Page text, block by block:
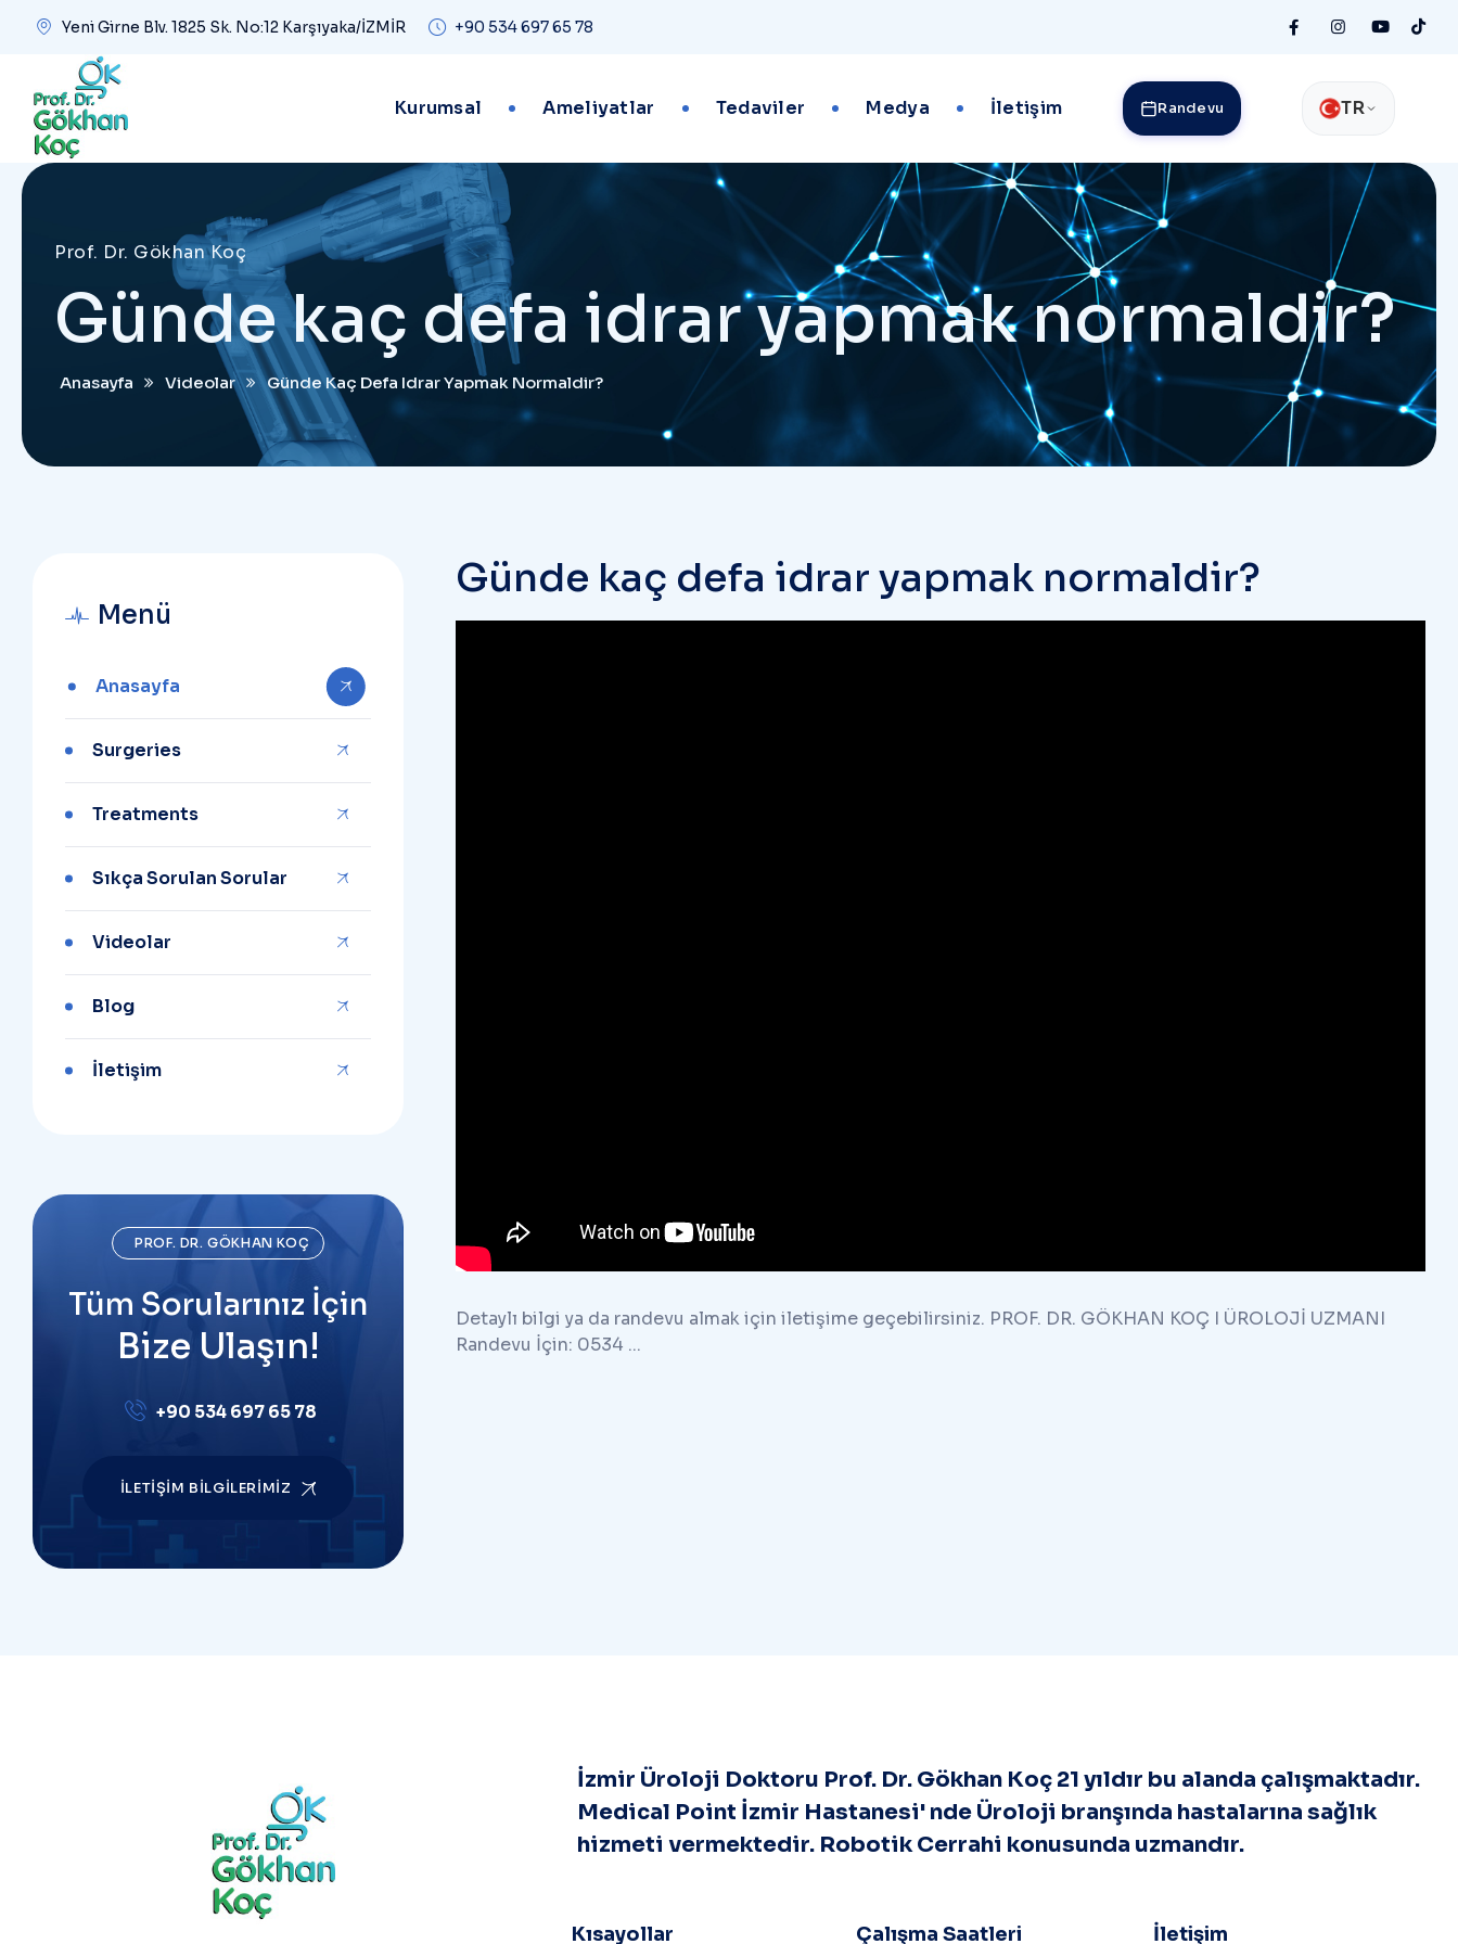
Yeni Girne Blv. 1825 Sk. No:12 Karşıyaka/İZMİR +90 534 697 65 78
Kurumsal Ameliyatlar Tedaviler Medya İletişim Randevu TR
Prof. Dr. Gökhan Koç
Günde kaç defa idrar yapmak normaldir?
Anasayfa Videolar Günde Kaç Defa Idrar Yapmak Normaldir?
Günde kaç defa idrar yapmak normaldir?
Detaylı bilgi ya da randevu almak için iletişime geçebilirsiniz. PROF. DR. GÖKHAN KOÇ I ÜROLOJİ UZMANI
Randevu İçin: 0534 ...
Menü
Anasayfa
Surgeries
Treatments
Sıkça Sorulan Sorular
Videolar
Blog
İletişim
PROF. DR. GÖKHAN KOÇ
Tüm Sorularınız İçin
Bize Ulaşın!
+90 534 697 65 78
İLETIŞIM BILGILERIMIZ
İzmir Üroloji Doktoru Prof. Dr. Gökhan Koç 21 yıldır bu alanda çalışmaktadır.
Medical Point İzmir Hastanesi' nde Üroloji branşında hastalarına sağlık
hizmeti vermektedir. Robotik Cerrahi konusunda uzmandır.
Kısayollar Çalışma Saatleri İletişim